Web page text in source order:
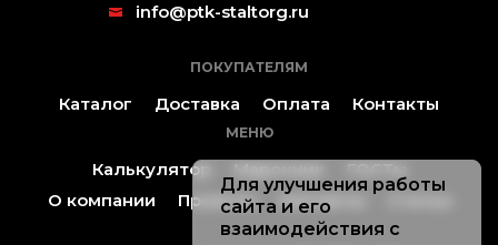
info@ptk-staltorg.ru
ПОКУПАТЕЛЯМ
Каталог Доставка Оплата Контакты
МЕНЮ
Калькулятор
О компании
Проекты Контакты
Для улучшения работы
сайта и его
взаимодействия с